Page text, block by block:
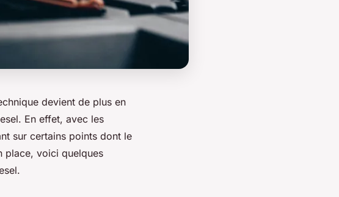
devient de plus en
En effet, avec les
sur certains points dont le
place, voici quelques